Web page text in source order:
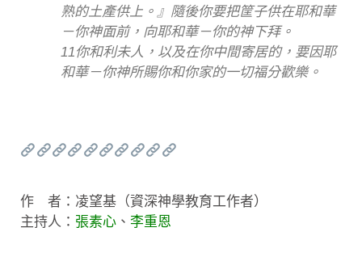
熟的土產供上。』隨後你要把筐子供在耶和華
－你神面前，向耶和華－你的神下拜。
11你和利未人，以及在你中間寄居的，要因耶
和華－你神所賜你和你家的一切福分歡樂。
作 者：凌望基（資深神學教育工作者）
主持人： 張素心 、 李重恩